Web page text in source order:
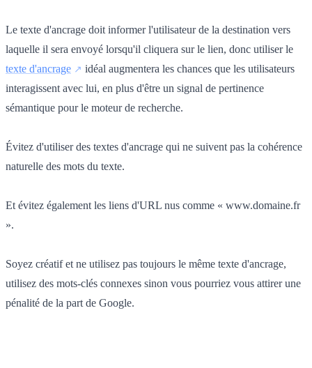
Le texte d'ancrage doit informer l'utilisateur de la destination vers
laquelle il sera envoyé lorsqu'il cliquera sur le lien, donc utiliser le
texte d'ancrage
idéal augmentera les chances que les utilisateurs
interagissent avec lui, en plus d'être un signal de pertinence
sémantique pour le moteur de recherche.
Évitez d'utiliser des textes d'ancrage qui ne suivent pas la cohérence
naturelle des mots du texte.
Et évitez également les liens d'URL nus comme « www.domaine.fr
».
Soyez créatif et ne utilisez pas toujours le même texte d'ancrage,
utilisez des mots-clés connexes sinon vous pourriez vous attirer une
pénalité de la part de Google.